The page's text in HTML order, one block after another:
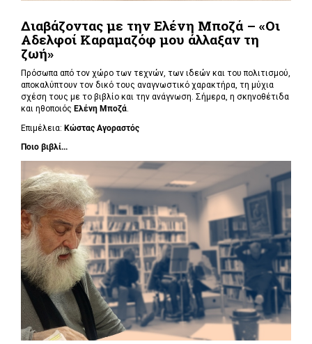
Διαβάζοντας με την Ελένη Μποζά – «Οι
Αδελφοί Καραμαζόφ μου άλλαξαν τη
ζωή»
Πρόσωπα από τον χώρο των τεχνών, των ιδεών και του πολιτισμού,
αποκαλύπτουν τον δικό τους αναγνωστικό χαρακτήρα, τη μύχια
σχέση τους με το βιβλίο και την ανάγνωση. Σήμερα, η σκηνοθέτιδα
και ηθοποιός Ελένη Μποζά.
Επιμέλεια: Κώστας Αγοραστός
Ποιο βιβλί...